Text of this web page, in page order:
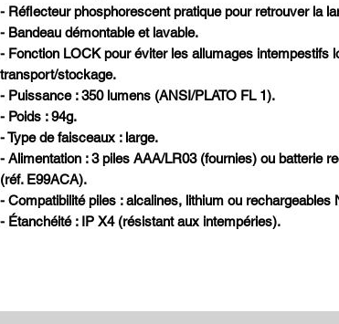
- Réflecteur phosphorescent pratique pour retrouver la
- Bandeau démontable et lavable.
- Fonction LOCK pour éviter les allumages intempestifs
transport/stockage.
- Puissance : 350 lumens (ANSI/PLATO FL 1).
- Poids : 94g.
- Type de faisceaux : large.
- Alimentation : 3 piles AAA/LR03 (fournies) ou batterie
(réf. E99ACA).
- Compatibilité piles : alcalines, lithium ou rechargeables
- Étanchéité : IP X4 (résistant aux intempéries).